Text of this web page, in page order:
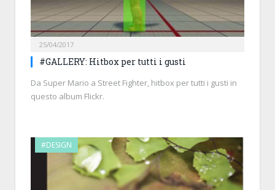
25/04/2017
#GALLERY: Hitbox per tutti i gusti
Da Super Mario a Street Fighter, hitbox per tutti i gusti in
questo album Flickr.
#DESIGN